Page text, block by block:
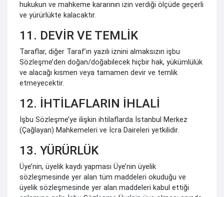
hukukun ve mahkeme kararının izin verdiği ölçüde geçerli
ve yürürlükte kalacaktır.
11. DEVİR VE TEMLİK
Taraflar, diğer Taraf’ın yazılı iznini almaksızın işbu
Sözleşme’den doğan/doğabilecek hiçbir hak, yükümlülük
ve alacağı kısmen veya tamamen devir ve temlik
etmeyecektir.
12. İHTİLAFLARIN İHLALİ
İşbu Sözleşme’ye ilişkin ihtilaflarda İstanbul Merkez
(Çağlayan) Mahkemeleri ve İcra Daireleri yetkilidir.
13. YÜRÜRLÜK
Üye’nin, üyelik kaydı yapması Üye’nin üyelik
sözleşmesinde yer alan tüm maddeleri okuduğu ve
üyelik sözleşmesinde yer alan maddeleri kabul ettiği